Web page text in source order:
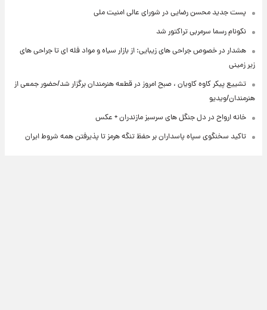
پست جدید محسن رضایی در شورای عالی امنیت ملی
نکونام رسما سرمربی تراکتور شد
هشدار در خصوص جراحی های زیبایی: از بازار سیاه و مواد فله ای تا جراحی های
زیر زمینی
تشییع پیکر کاوه کاویان ، صبح امروز در قطعه هنرمندان برگزار شد/حضور جمعی از
هنرمندان/ویدیو
خانه ارواح در دل جنگل های سرسبز مازندران + عکس
تاکید سخنگوی سپاه پاسداران بر حفظ تنگه هرمز تا پذیرفتن همه شروط ایران